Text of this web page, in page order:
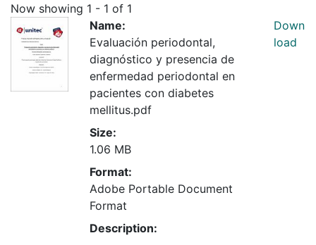
Now showing 1 - 1 of 1
Name:
Evaluación periodontal,
diagnóstico y presencia de
enfermedad periodontal en
pacientes con diabetes
mellitus.pdf
Size:
1.06 MB
Format:
Adobe Portable Document
Format
Description:
Down
load